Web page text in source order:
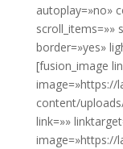
autoplay=»no»
scroll_items=»»
border=»yes»
[fusion_image
image=»https://
content/
link=»»
image=»https://